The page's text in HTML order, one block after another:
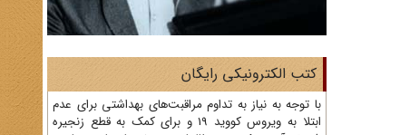
کتب الکترونیکی رایگان
با توجه به نیاز به تداوم مراقبت‌های بهداشتی برای عدم
ابتلا به ویروس کووید 19 و برای کمک به قطع زنجیره